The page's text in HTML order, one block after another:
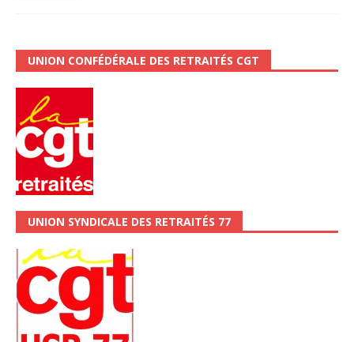
UNION CONFÉDÉRALE DES RETRAITÉS CGT
UNION SYNDICALE DES RETRAITÉS 77